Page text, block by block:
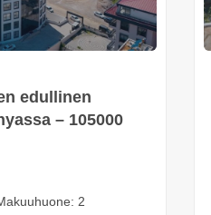
edullinen
– 105000
2